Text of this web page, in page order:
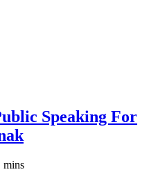
Speaking For
mins